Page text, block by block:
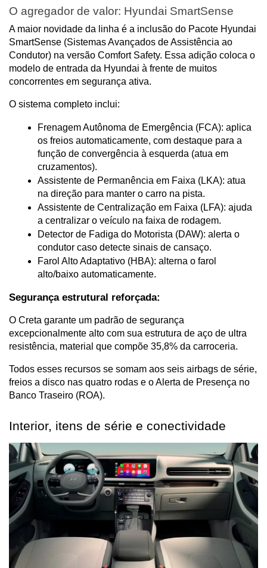
O agregador de valor: Hyundai SmartSense
A maior novidade da linha é a inclusão do Pacote Hyundai
SmartSense (Sistemas Avançados de Assistência ao
Condutor) na versão Comfort Safety. Essa adição coloca o
modelo de entrada da Hyundai à frente de muitos
concorrentes em segurança ativa.
O sistema completo inclui:
Frenagem Autônoma de Emergência (FCA): aplica
os freios automaticamente, com destaque para a
função de convergência à esquerda (atua em
cruzamentos).
Assistente de Permanência em Faixa (LKA): atua
na direção para manter o carro na pista.
Assistente de Centralização em Faixa (LFA): ajuda
a centralizar o veículo na faixa de rodagem.
Detector de Fadiga do Motorista (DAW): alerta o
condutor caso detecte sinais de cansaço.
Farol Alto Adaptativo (HBA): alterna o farol
alto/baixo automaticamente.
Segurança estrutural reforçada:
O Creta garante um padrão de segurança
excepcionalmente alto com sua estrutura de aço de ultra
resistência, material que compõe 35,8% da carroceria.
Todos esses recursos se somam aos seis airbags de série,
freios a disco nas quatro rodas e o Alerta de Presença no
Banco Traseiro (ROA).
Interior, itens de série e conectividade